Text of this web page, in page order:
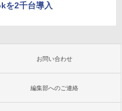
を2千台導入
お問い合わせ
編集部へのご連絡